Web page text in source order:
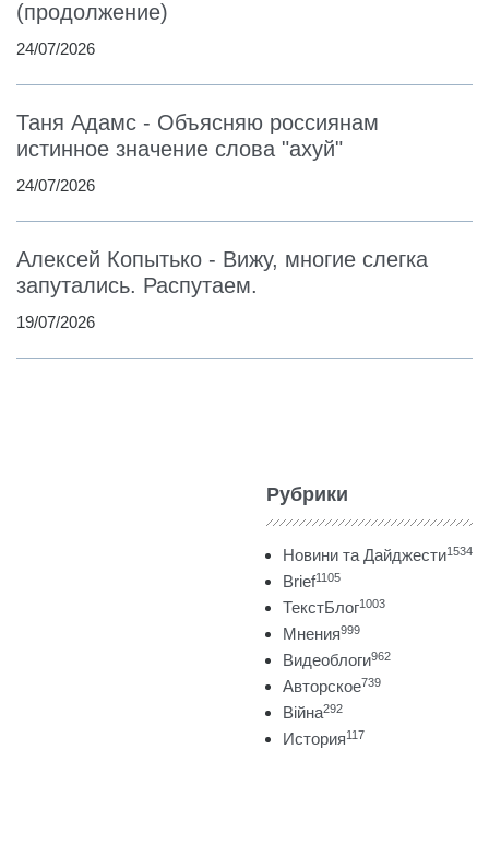
(продолжение)
24/07/2026
Таня Адамс - Объясняю россиянам
истинное значение слова "ахуй"
24/07/2026
Алексей Копытько - Вижу, многие слегка
запутались. Распутаем.
19/07/2026
Рубрики
Новини та Дайджести1534
Brief1105
ТекстБлог1003
Мнения999
Видеоблоги962
Авторское739
Війна292
История117